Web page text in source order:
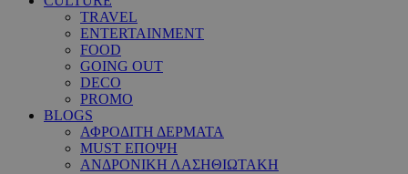
TRAVEL
ENTERTAINMENT
FOOD
GOING OUT
DECO
PROMO
BLOGS
ΑΦΡΟΔΙΤΗ ΔΕΡΜΑΤΑ
MUST ΕΠΟΨΗ
ΑΝΔΡΟΝΙΚΗ ΛΑΣΗΘΙΩΤΑΚΗ